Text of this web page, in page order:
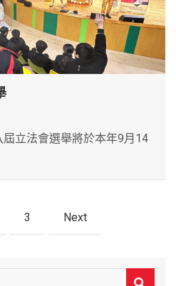
立法會選舉將於本年9月14
3 Next